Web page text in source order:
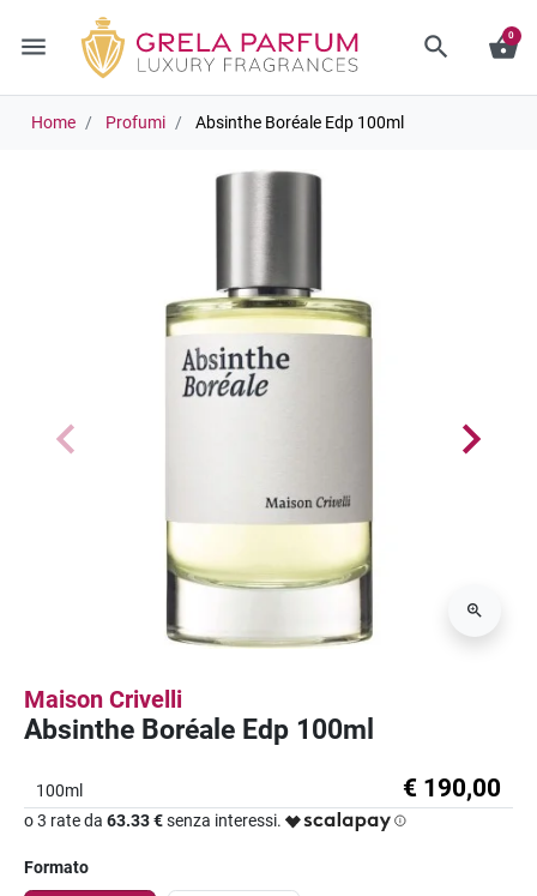
menu search shopping_basket
0
Home Profumi Absinthe Boréale Edp 100ml
Maison Crivelli
Absinthe Boréale Edp 100ml
100ml € 190,00
o 3 rate da 63.33 €senza interessi.
Formato